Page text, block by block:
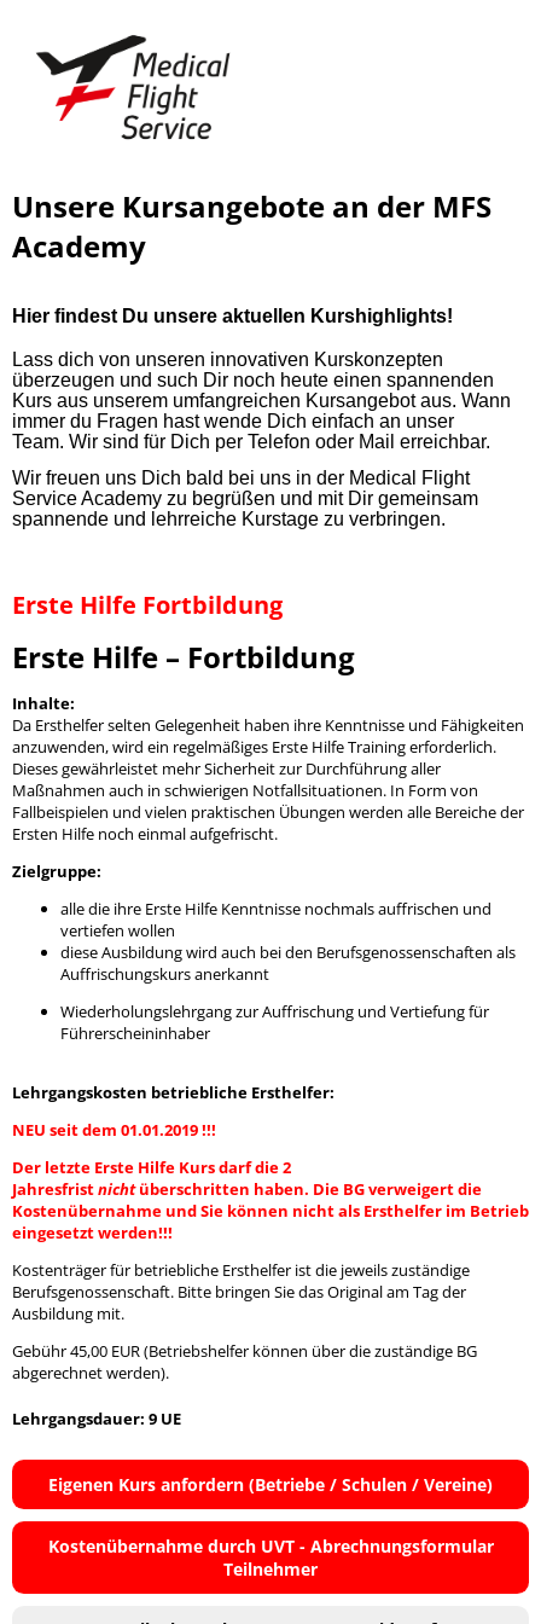
Unsere Kursangebote an der MFS
Academy
Hier findest Du unsere aktuellen Kurshighlights!
Lass dich von unseren innovativen Kurskonzepten
überzeugen und such Dir noch heute einen spannenden
Kurs aus unserem umfangreichen Kursangebot aus. Wann
immer du Fragen hast wende Dich einfach an unser
Team. Wir sind für Dich per Telefon oder Mail erreichbar.
Wir freuen uns Dich bald bei uns in der Medical Flight
Service Academy zu begrüßen und mit Dir gemeinsam
spannende und lehrreiche Kurstage zu verbringen.
Erste Hilfe Fortbildung
Erste Hilfe – Fortbildung
Inhalte:
Da Ersthelfer selten Gelegenheit haben ihre Kenntnisse und Fähigkeiten
anzuwenden, wird ein regelmäßiges Erste Hilfe Training erforderlich.
Dieses gewährleistet mehr Sicherheit zur Durchführung aller
Maßnahmen auch in schwierigen Notfallsituationen. In Form von
Fallbeispielen und vielen praktischen Übungen werden alle Bereiche der
Ersten Hilfe noch einmal aufgefrischt.
Zielgruppe:
alle die ihre Erste Hilfe Kenntnisse nochmals auffrischen und
vertiefen wollen
diese Ausbildung wird auch bei den Berufsgenossenschaften als
Auffrischungskurs anerkannt
Wiederholungslehrgang zur Auffrischung und Vertiefung für
Führerscheininhaber
Lehrgangskosten betriebliche Ersthelfer:
NEU seit dem 01.01.2019 !!!
Der letzte Erste Hilfe Kurs darf die 2
Jahresfristnichtüberschritten haben. Die BG verweigert die
Kostenübernahme und Sie können nicht als Ersthelfer im Betrieb
eingesetzt werden!!!
Kostenträger für betriebliche Ersthelfer ist die jeweils zuständige
Berufsgenossenschaft. Bitte bringen Sie das Original am Tag der
Ausbildung mit.
Gebühr 45,00 EUR (Betriebshelfer können über die zuständige BG
abgerechnet werden).
Lehrgangsdauer: 9 UE
Eigenen Kurs anfordern (Betriebe / Schulen / Vereine)
Kostenübernahme durch UVT - Abrechnungsformular
Teilnehmer